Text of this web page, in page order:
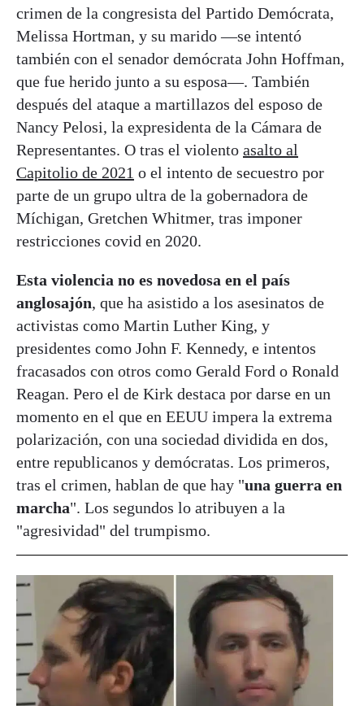
crimen de la congresista del Partido Demócrata,
Melissa Hortman, y su marido —se intentó
también con el senador demócrata John Hoffman,
que fue herido junto a su esposa—. También
después del ataque a martillazos del esposo de
Nancy Pelosi, la expresidenta de la Cámara de
Representantes. O tras el violento asalto al
Capitolio de 2021 o el intento de secuestro por
parte de un grupo ultra de la gobernadora de
Míchigan, Gretchen Whitmer, tras imponer
restricciones covid en 2020.
Esta violencia no es novedosa en el país
anglosajón, que ha asistido a los asesinatos de
activistas como Martin Luther King, y
presidentes como John F. Kennedy, e intentos
fracasados con otros como Gerald Ford o Ronald
Reagan. Pero el de Kirk destaca por darse en un
momento en el que en EEUU impera la extrema
polarización, con una sociedad dividida en dos,
entre republicanos y demócratas. Los primeros,
tras el crimen, hablan de que hay "una guerra en
marcha". Los segundos lo atribuyen a la
"agresividad" del trumpismo.